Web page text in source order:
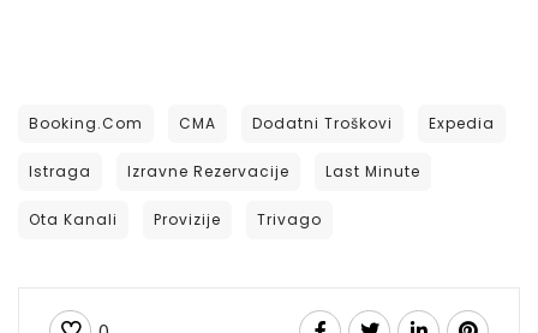
Booking.com CMA Dodatni Troškovi Expedia
Istraga Izravne Rezervacije Last Minute
Ota Kanali Provizije Trivago